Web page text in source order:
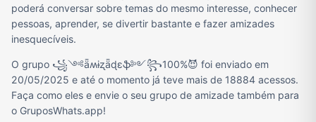
poderá conversar sobre temas do mesmo interesse, conhecer
pessoas, aprender, se divertir bastante e fazer amizades
inesquecíveis.
O grupo ꧁༺ǟʍɨʐǟɖɛֆ༻꧂100%😈 foi enviado em
20/05/2025 e até o momento já teve mais de 18884 acessos.
Faça como eles e envie o seu grupo de amizade também para
o GruposWhats.app!